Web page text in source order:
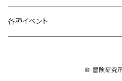
各種イベント
© 冒険研究